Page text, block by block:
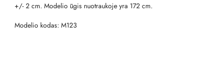
+/- 2 cm. Modelio ūgis nuotraukoje yra 172 cm.
Modelio kodas: M123